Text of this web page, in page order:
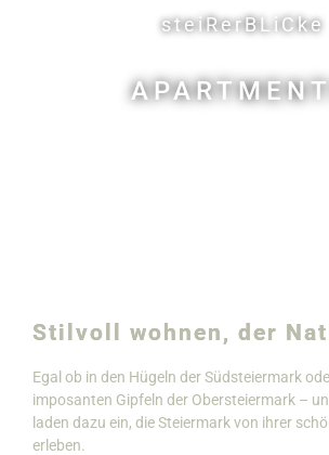
steiRerBLiCke
Stilvoll wohnen, der
Egal ob in den Hügeln der Südsteiermark
imposanten Gipfeln der Obersteiermark –
laden dazu ein, die Steiermark von ihrer
erleben.